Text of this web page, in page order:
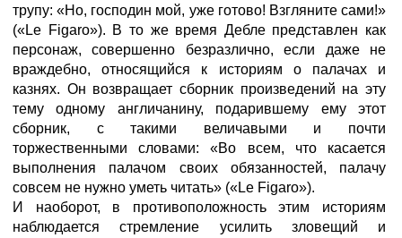
трупу: «Но, господин мой, уже готово! Взгляните сами!»
(«Le Figaro»). В то же время Дебле представлен как
персонаж, совершенно безразлично, если даже не
враждебно, относящийся к историям о палачах и
казнях. Он возвращает сборник произведений на эту
тему одному англичанину, подарившему ему этот
сборник, с такими величавыми и почти
торжественными словами: «Во всем, что касается
выполнения палачом своих обязанностей, палачу
совсем не нужно уметь читать» («Le Figaro»).
И наоборот, в противоположность этим историям
наблюдается стремление усилить зловещий и